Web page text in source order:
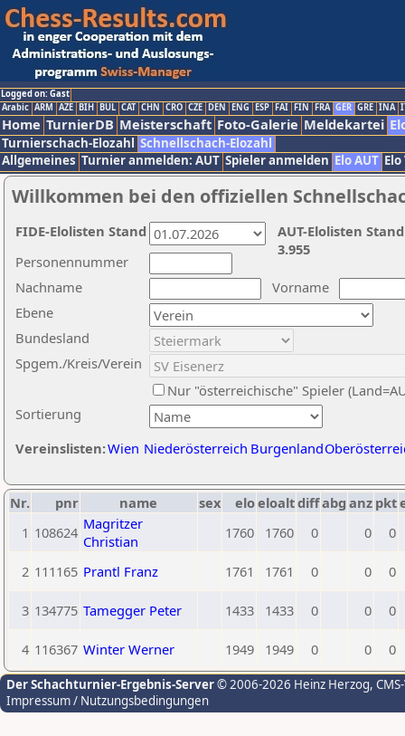
Logged on: Gast
Arabic ARM AZE BIH BUL CAT CHN CRO CZE DEN ENG ESP FAI FIN FRA GER GRE INA
Home TurnierDB Meisterschaft Foto-Galerie Meldekartei
Turnierschach-Elozahl Schnellschach-Elozahl
Allgemeines Turnier anmelden: AUT Spieler anmelden Elo AUT
Willkommen bei den offiziellen
Nachname
Vorname
Ebene
Sortierung
Personennummer
Bundesland
Spgem./Kreis/Verein
Nur "österreichische" Spieler
Vereinslisten:Wien Niederösterreich Burgenland
AUT-Elolisten
3.955
FIDE-Elolisten Stand
Nr. pnr name sex eloeloaltdiffabg anz pkt
1 108624 Magritzer
Christian
1760 1760 0 0 0
2 111165 Prantl Franz 1761 1761 0 0 0
3 134775 Tamegger Peter 1433 1433 0 0 0
4 116367 Winter Werner 1949 1949 0 0 0
Der Schachturnier-Ergebnis-Server© 2006-2026 Heinz Herzog,
Impressum / Nutzungsbedingungen